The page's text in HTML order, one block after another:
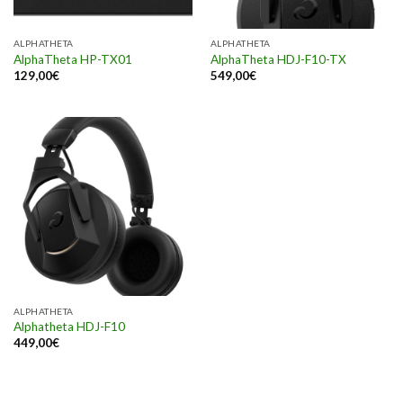
ALPHATHETA
AlphaTheta HP-TX01
129,00€
ALPHATHETA
AlphaTheta HDJ-F10-TX
549,00€
ALPHATHETA
Alphatheta HDJ-F10
449,00€